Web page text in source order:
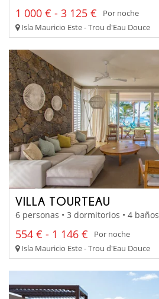
1 000 € - 3 125 €
Por noche
Isla Mauricio Este - Trou d'Eau Douce
VILLA TOURTEAU
6 personas • 3 dormitorios • 4 baños
554 € - 1 146 €
Por noche
Isla Mauricio Este - Trou d'Eau Douce